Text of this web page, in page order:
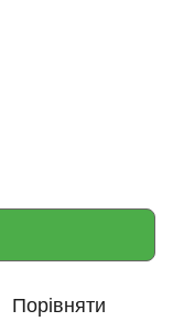
Порівняти